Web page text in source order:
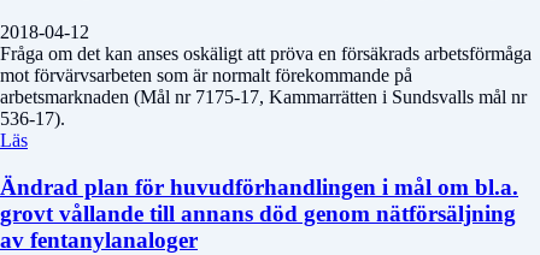
2018-04-12
Fråga om det kan anses oskäligt att pröva en försäkrads arbetsförmåga
mot förvärvsarbeten som är normalt förekommande på
arbetsmarknaden (Mål nr 7175-17, Kammarrätten i Sundsvalls mål nr
536-17).
Läs
Ändrad plan för huvudförhandlingen i mål om bl.a.
grovt vållande till annans död genom nätförsäljning
av fentanylanaloger